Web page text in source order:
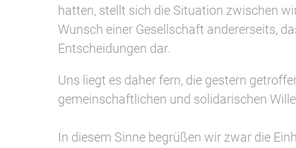
hatten, stellt sich die Situation zwischen
Wunsch einer Gesellschaft andererseits,
Entscheidungen dar.
Uns liegt es daher fern, die gestern
gemeinschaftlichen und solidarischen
In diesem Sinne begrüßen wir zwar die